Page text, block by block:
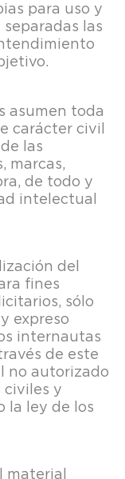
para uso y
las
asumen toda
carácter civil
las
marcas,
de todo y
intelectual
del
fines
sólo
expreso
internautas
de este
no autorizado
civiles y
la ley de los
material